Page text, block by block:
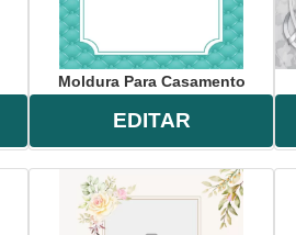
Moldura Para Casamento
EDITAR